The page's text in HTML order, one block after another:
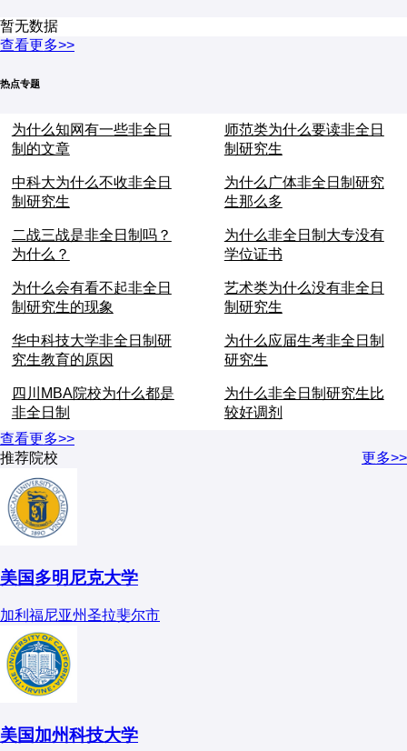
暂无数据
查看更多>>
热点专题
为什么知网有一些非全日
制的文章
师范类为什么要读非全日
制研究生
中科大为什么不收非全日
制研究生
为什么广体非全日制研究
生那么多
二战三战是非全日制吗？
为什么？
为什么非全日制大专没有
学位证书
为什么会有看不起非全日
制研究生的现象
艺术类为什么没有非全日
制研究生
华中科技大学非全日制研
究生教育的原因
为什么应届生考非全日制
研究生
四川MBA院校为什么都是
非全日制
为什么非全日制研究生比
较好调剂
查看更多>>
推荐院校
更多>>
美国多明尼克大学
加利福尼亚州圣拉斐尔市
美国加州科技大学